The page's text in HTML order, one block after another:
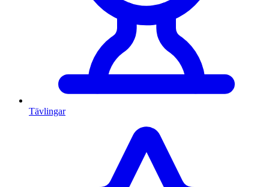
Tävlingar